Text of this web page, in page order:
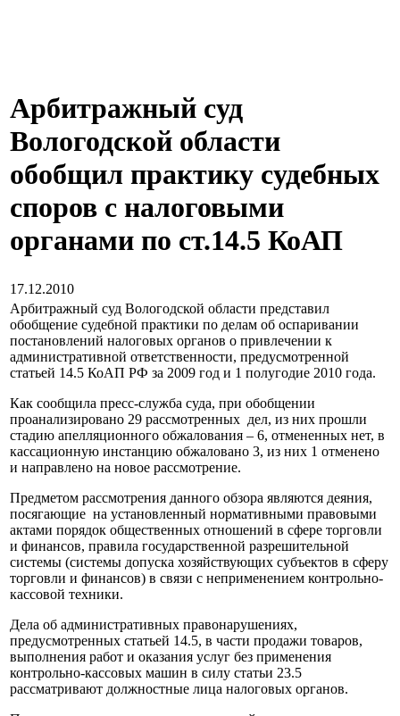
Арбитражный суд
Вологодской области
обобщил практику судебных
споров с налоговыми
органами по ст.14.5 КоАП
17.12.2010
Арбитражный суд Вологодской области представил
обобщение судебной практики по делам об оспаривании
постановлений налоговых органов о привлечении к
административной ответственности, предусмотренной
статьей 14.5 КоАП РФ за 2009 год и 1 полугодие 2010 года.
Как сообщила пресс-служба суда, при обобщении
проанализировано 29 рассмотренных дел, из них прошли
стадию апелляционного обжалования – 6, отмененных нет, в
кассационную инстанцию обжаловано 3, из них 1 отменено
и направлено на новое рассмотрение.
Предметом рассмотрения данного обзора являются деяния,
посягающие на установленный нормативными правовыми
актами порядок общественных отношений в сфере торговли
и финансов, правила государственной разрешительной
системы (системы допуска хозяйствующих субъектов в сферу
торговли и финансов) в связи с неприменением контрольно-
кассовой техники.
Дела об административных правонарушениях,
предусмотренных статьей 14.5, в части продажи товаров,
выполнения работ и оказания услуг без применения
контрольно-кассовых машин в силу статьи 23.5
рассматривают должностные лица налоговых органов.